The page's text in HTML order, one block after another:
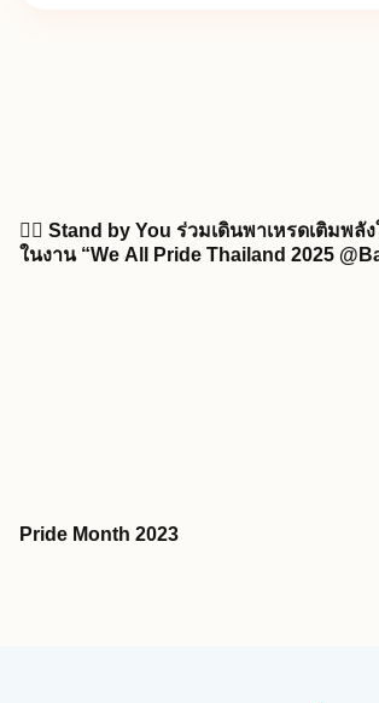
🏳️‍🌈 Stand by You ร่วมเดินพาเหรดเติมพลั
ในงาน “We All Pride Thailand 2025
Pride Month 2023